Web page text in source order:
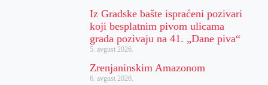
Iz Gradske bašte ispraćeni pozivari
koji besplatnim pivom ulicama
grada pozivaju na 41. „Dane piva“
5. avgust 2026.
Zrenjaninskim Amazonom
6. avgust 2026.